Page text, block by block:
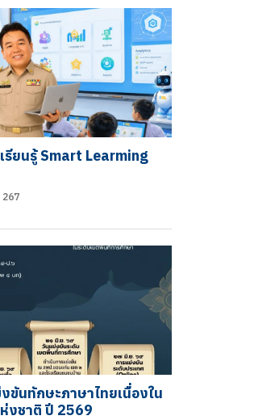
รียนรู้ Smart Learming
267
ขันทักษะภาษาไทยเนื่องใน
งชาติ ปี 2569